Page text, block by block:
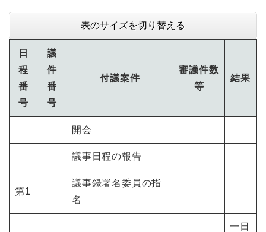
表のサイズを切り替える
日
程
番
号
議
件
番
号
付議案件
審議件数
等
結果
開会
議事日程の報告
第1
議事録署名委員の指
名
一日